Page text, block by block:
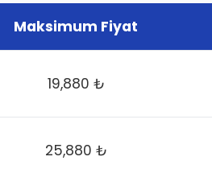
Maksimum Fiyat
19,880 ₺
25,880 ₺